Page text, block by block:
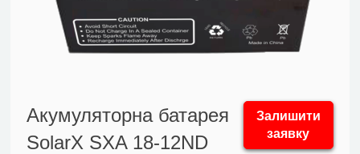
Акумуляторна батарея
SolarX SXA 18-12ND
Залишити
заявку